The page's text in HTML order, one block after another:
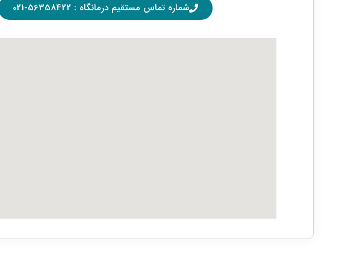
شماره تماس مستقیم درمانگاه : 56358422-021